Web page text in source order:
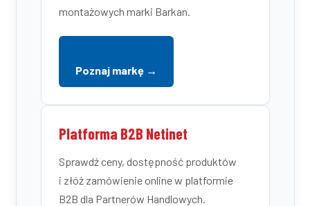
montażowych marki Barkan.
Poznaj markę →
Platforma B2B Netinet
Sprawdź ceny, dostępność produktów
i złóż zamówienie online w platformie
B2B dla Partnerów Handlowych.